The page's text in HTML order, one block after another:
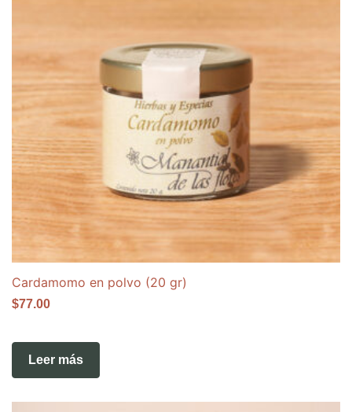
Cardamomo en polvo (20 gr)
$77.00
Leer más